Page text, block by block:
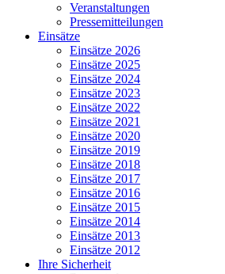
Veranstaltungen
Pressemitteilungen
Einsätze
Einsätze 2026
Einsätze 2025
Einsätze 2024
Einsätze 2023
Einsätze 2022
Einsätze 2021
Einsätze 2020
Einsätze 2019
Einsätze 2018
Einsätze 2017
Einsätze 2016
Einsätze 2015
Einsätze 2014
Einsätze 2013
Einsätze 2012
Ihre Sicherheit